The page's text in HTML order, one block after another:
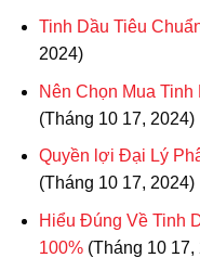
Tinh Dầu Tiêu
2024)
Nên Chọn Mua
(Tháng 10 17, 2024)
Quyền lợi Đại Lý
(Tháng 10 17, 2024)
Hiểu Đúng Về Tinh
100% (Tháng 10 17,